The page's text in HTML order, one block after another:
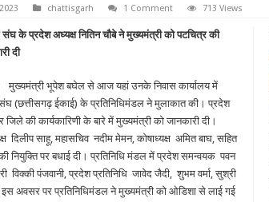
chattisgarh 1 Comment 713 Views
संघ के प्रदेश अध्यक्ष नितिन चौबे ने मुख्यमंत्री को पटचित्र की
दी
मुख्यमंत्री भूपेश बघेल से आज यहां उनके निवास कार्यालय में
संघ (छत्तीसगढ़ ईकाई) के प्रतिनिधिमंडल ने मुलाकात की। प्रदेश
जिले की कार्यकारिणी के बारे में मुख्यमंत्री को जानकारी दी।
दिलीप साहू, महासचिव नदीम मेमन, कोषाध्यक्ष अमित बाघ, सहित
नियुक्ति पर बधाई दी। प्रतिनिधि मंडल में प्रदेश समन्वयक पवन
विक्की पंजवानी, प्रदेश प्रतिनिधि जावेद जैदी, शुभम वर्मा, सुश्री
अवसर पर प्रतिनिधिमंडल ने मुख्यमंत्री को ओडिशा से लाई गई